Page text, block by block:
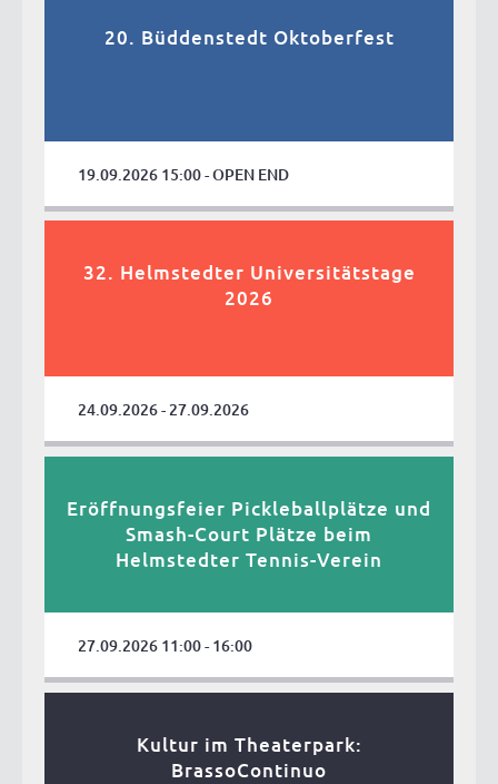
20. Büddenstedt Oktoberfest
19.09.2026 15:00 - OPEN END
32. Helmstedter Universitätstage
2026
24.09.2026 - 27.09.2026
Eröffnungsfeier Pickleballplätze und
Smash-Court Plätze beim
Helmstedter Tennis-Verein
27.09.2026 11:00 - 16:00
Kultur im Theaterpark:
BrassoContinuo